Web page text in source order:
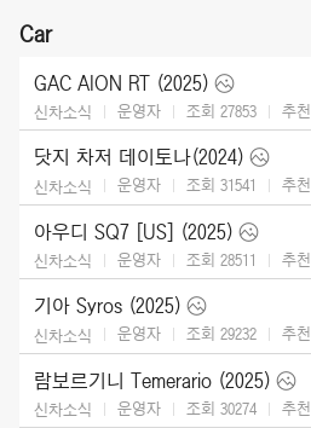
Car
GAC AION RT (2025)
신차소식 운영자 조회 27853 추천
닷지 차저 데이토나(2024)
신차소식 운영자 조회 31541 추천
아우디 SQ7 [US] (2025)
신차소식 운영자 조회 28511 추천
기아 Syros (2025)
신차소식 운영자 조회 29232 추천
람보르기니 Temerario (2025)
신차소식 운영자 조회 30274 추천